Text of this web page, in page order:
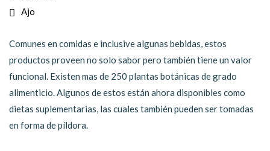
Ajo
Comunes en comidas e inclusive algunas bebidas, estos
productos proveen no solo sabor pero también tiene un valor
funcional. Existen mas de 250 plantas botánicas de grado
alimenticio. Algunos de estos están ahora disponibles como
dietas suplementarias, las cuales también pueden ser tomadas
en forma de píldora.